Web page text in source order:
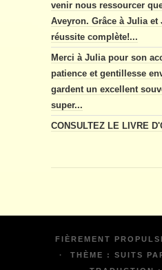
venir nous ressourcer
Aveyron. Grâce à Julia et
réussite complète!...
Merci à Julia pour son
patience et gentillesse
gardent un excellent
super...
CONSULTEZ LE LIVRE
FIÈREMENT
·
THÈME : SUITS